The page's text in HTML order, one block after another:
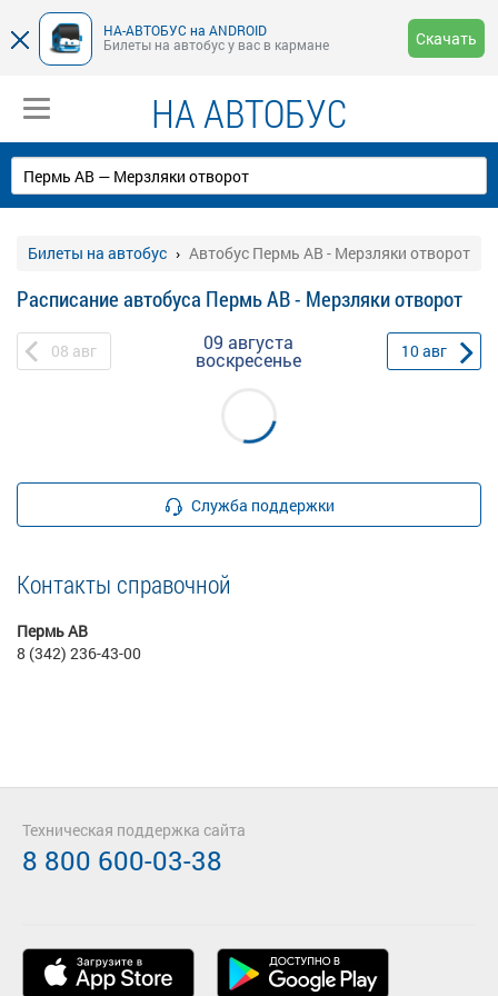
НА-АВТОБУС на ANDROID
Билеты на автобус у вас в кармане
Скачать
НА АВТОБУС
Билеты на автобус Автобус Пермь АВ - Мерзляки отворот
Расписание автобуса Пермь АВ - Мерзляки отворот
08 авг 09 августа
воскресенье 10авг
Служба поддержки
Контакты справочной
Пермь АВ
8 (342) 236-43-00
Техническая поддержка сайта
8 800 600-03-38